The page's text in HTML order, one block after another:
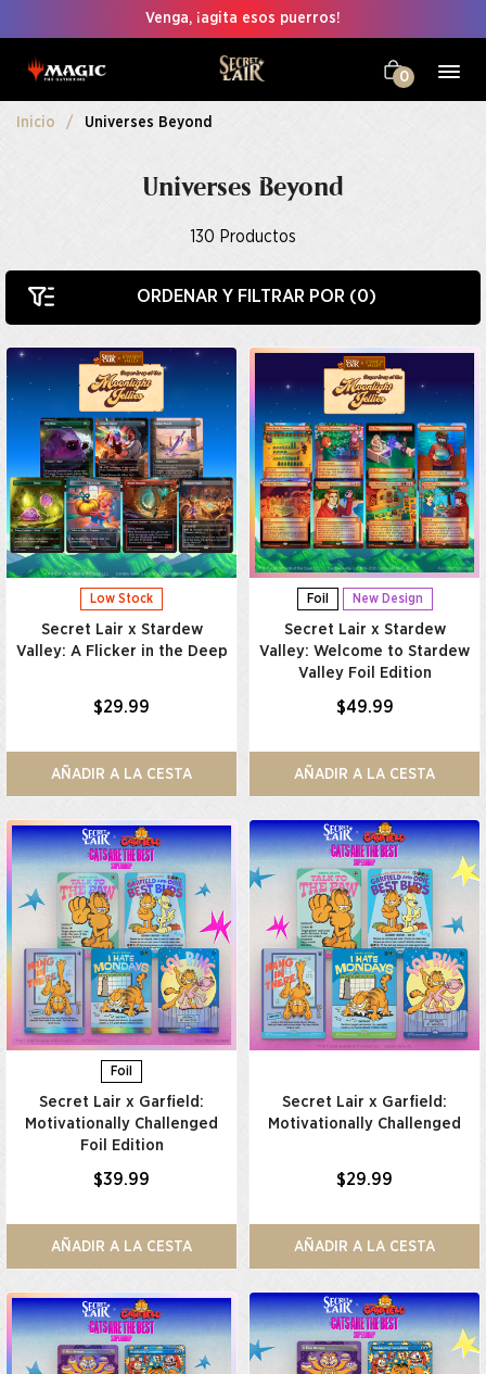
Venga, ¡agita esos puerros!
0
Inicio Universes Beyond
Universes Beyond
130 Productos
ORDENAR Y FILTRAR POR (0)
Low Stock
Secret Lair x Stardew
Valley: A Flicker in the Deep
$29.99
AÑADIR A LA CESTA
Foil New Design
Secret Lair x Stardew
Valley: Welcome to Stardew
Valley Foil Edition
$49.99
AÑADIR A LA CESTA
Foil
Secret Lair x Garfield:
Motivationally Challenged
Foil Edition​
$39.99
AÑADIR A LA CESTA
Secret Lair x Garfield:
Motivationally Challenged​
$29.99
AÑADIR A LA CESTA